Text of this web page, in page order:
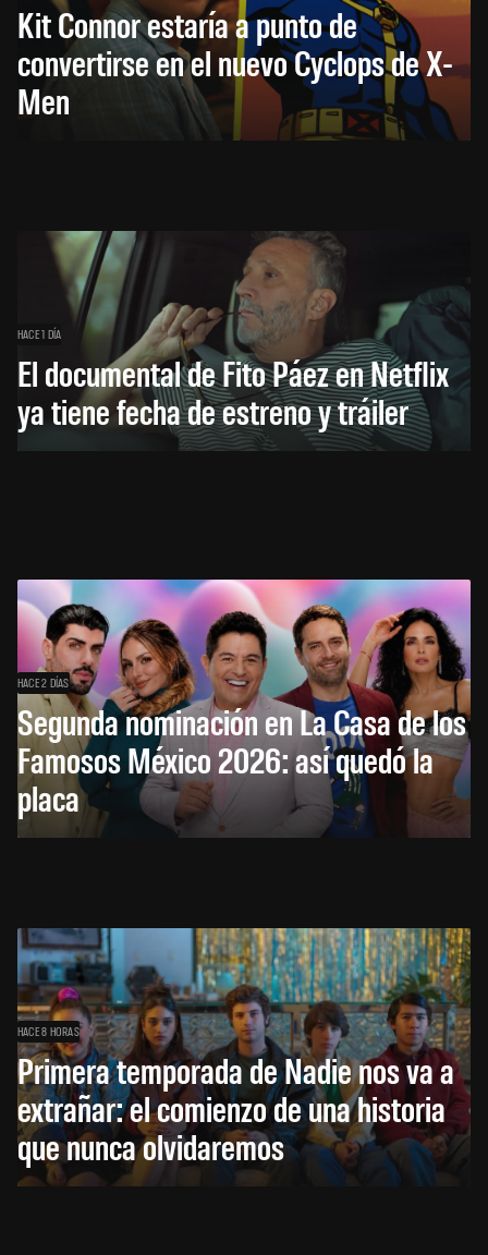
Kit Connor estaría a punto de
convertirse en el nuevo Cyclops de X-
Men
HACE 1 DÍA
El documental de Fito Páez en Netflix
ya tiene fecha de estreno y tráiler
HACE 2 DÍAS
Segunda nominación en La Casa de los
Famosos México 2026: así quedó la
placa
HACE 8 HORAS
Primera temporada de Nadie nos va a
extrañar: el comienzo de una historia
que nunca olvidaremos